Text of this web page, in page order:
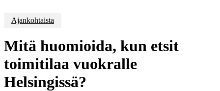
Ajankohtaista
Mitä huomioida, kun etsit
toimitilaa vuokralle
Helsingissä?